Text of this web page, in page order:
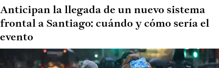
Anticipan la llegada de un nuevo sistema
frontal a Santiago: cuándo y cómo sería el
evento